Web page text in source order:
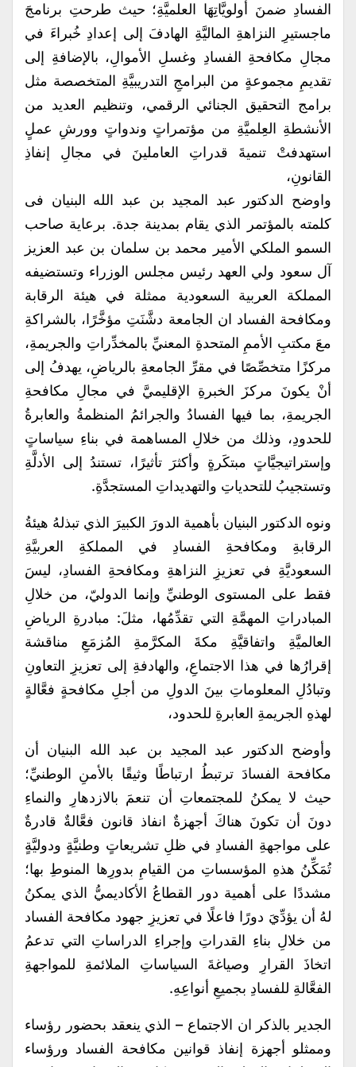
الفسادِ ضمنَ أولويَّاتِهَا العلميَّةِ؛ حيث طرحتِ برنامجَ
ماجستيرِ النزاهةِ الماليَّةِ الهادفَ إلى إعدادِ خُبراءَ في
مجالِ مكافحةِ الفسادِ وغسلِ الأموالِ، بالإضافةِ إلى
تقديمِ مجموعةٍ من البرامجِ التدريبيَّةِ المتخصصة مثل
برامج التحقيق الجنائي الرقمي، وتنظيم العديد من
الأنشطةِ العِلميَّةِ من مؤتمراتٍ وندواتٍ وورشِ عملٍ
استهدفتْ تنميةَ قدراتِ العاملينَ في مجالِ إنفاذِ
القانونِ،
واوضح الدكتور عبد المجيد بن عبد الله البنيان فى
كلمته بالمؤتمر الذي يقام بمدينة جدة. برعاية صاحب
السمو الملكي الأمير محمد بن سلمان بن عبد العزيز
آل سعود ولي العهد رئيس مجلس الوزراء وتستضيفه
المملكة العربية السعودية ممثلة في هيئة الرقابة
ومكافحة الفساد ان الجامعة دشَّنَتِ مؤخَّرًا، بالشراكةِ
معَ مكتبِ الأممِ المتحدةِ المعنيِّ بالمخدِّراتِ والجريمةِ،
مركزًا متخصِّصًا في مقرِّ الجامعةِ بالرياضِ، يهدفُ إلى
أنْ يكونَ مركزَ الخبرةِ الإقليميَّ في مجالِ مكافحةِ
الجريمةِ، بما فيها الفسادُ والجرائمُ المنظمةُ والعابرةُ
للحدودِ، وذلك من خلالِ المساهمة في بناءِ سياساتٍ
وإستراتيجيَّاتٍ مبتكَرةٍ وأكثرَ تأثيرًا، تستندُ إلى الأدلَّةِ
وتستجيبُ للتحدياتِ والتهديداتِ المستجدَّةِ.
ونوه الدكتور البنيان بأهمية الدورَ الكبيرَ الذي تبذلهُ هيئةُ
الرقابةِ ومكافحةِ الفسادِ في المملكةِ العربيَّةِ
السعوديَّةِ في تعزيزِ النزاهةِ ومكافحةِ الفسادِ، ليسَ
فقط على المستوى الوطنيِّ وإنما الدوليّ، من خلالِ
المبادراتِ المهمَّةِ التي تقدِّمُها، مثلَ: مبادرةِ الرياضِ
العالميَّةِ واتفاقيَّةِ مكةَ المكرَّمةِ المُزمَعِ مناقشة
إقرارُها في هذا الاجتماعِ، والهادفةِ إلى تعزيزِ التعاونِ
وتبادُلِ المعلوماتِ بينَ الدولِ من أجلِ مكافحةٍ فعَّالةٍ
لهذهِ الجريمةِ العابرةِ للحدود،
وأوضح الدكتور عبد المجيد بن عبد الله البنيان أن
مكافحة الفسادَ ترتبطُ ارتباطًا وثيقًا بالأمنِ الوطنيِّ؛
حيث لا يمكنُ للمجتمعاتِ أن تنعمَ بالازدهارِ والنماءِ
دونَ أن تكونَ هناكَ أجهزةٌ انفاذ قانون فعَّالةٌ قادرةٌ
على مواجهةِ الفسادِ في ظلِ تشريعاتٍ وطنيَّةٍ ودوليَّةٍ
تُمَكِّنُ هذهِ المؤسساتِ من القيامِ بدورِها المنوطِ بها؛
مشددًا على أهمية دور القطاعُ الأكاديميُّ الذي يمكنُ
لهُ أن يؤدِّيَ دورًا فاعلًا في تعزيزِ جهود مكافحة الفساد
من خلالِ بناءِ القدراتِ وإجراءِ الدراساتِ التي تدعمُ
اتخاذَ القرارِ وصياغةَ السياساتِ الملائمةِ للمواجهةِ
الفعَّالةِ للفسادِ بجميعِ أنواعِهِ.
الجدير بالذكر ان الاجتماع – الذي ينعقد بحضور رؤساء
وممثلو أجهزة إنفاذ قوانين مكافحة الفساد ورؤساء